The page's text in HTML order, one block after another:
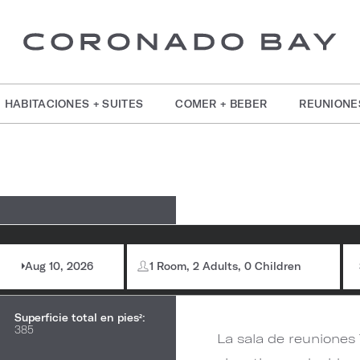
HABITACIONES + SUITES COMER + BEBER
Aug 10, 2026 1 Room, 2 Adults, 0 Children
de la
Capacidad máxima:
Superficie total en pies²:
385
La sala de